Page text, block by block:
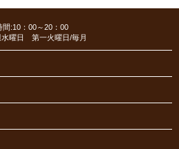
間:10：00～20：00
水曜日 第一火曜日/毎月